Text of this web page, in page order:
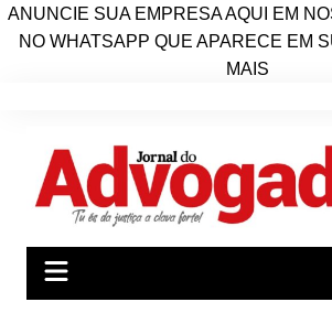
ANUNCIE SUA EMPRESA AQUI EM
NO WHATSAPP QUE APARECE EM
MAIS
conteúdo